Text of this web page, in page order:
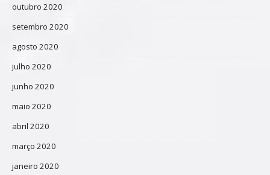
outubro 2020
setembro 2020
agosto 2020
julho 2020
junho 2020
maio 2020
abril 2020
março 2020
janeiro 2020